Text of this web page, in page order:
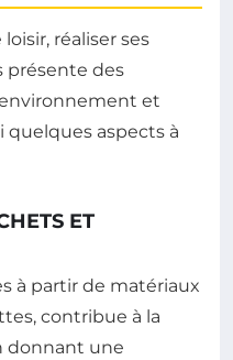
réaliser ses
présente des
et
quelques aspects à
ET
à partir de matériaux
contribue à la
donnant une